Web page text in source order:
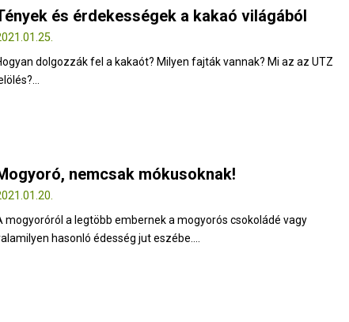
és érdekességek a kakaó világából
dolgozzák fel a kakaót? Milyen fajták vannak? Mi az az UTZ
nemcsak mókusoknak!
mogyoróról a legtöbb embernek a mogyorós csokoládé vagy
hasonló édesség jut eszébe....